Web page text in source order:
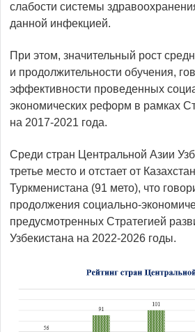
слабости системы
данной инфекцией.
При этом, значительный рост
и продолжительности обучения,
эффективности проведенных
экономических реформ в рамках
на 2017-2021 года.
Среди стран Центральной Азии
третье место и отстает от
Туркменистана (91 мето), что
продолжения социально-
предусмотренных Стратегией
Узбекистана на 2022-2026 годы.